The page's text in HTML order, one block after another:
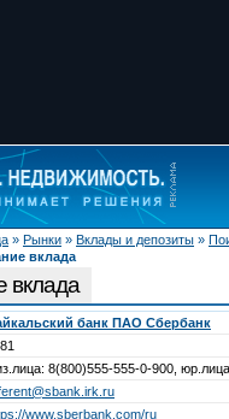
» Рынки » Вклады и депозиты »
вклада
вклада
банк ПАО Сбербанк
8(800)555-555-0-900,
www.sberbank.com/ru